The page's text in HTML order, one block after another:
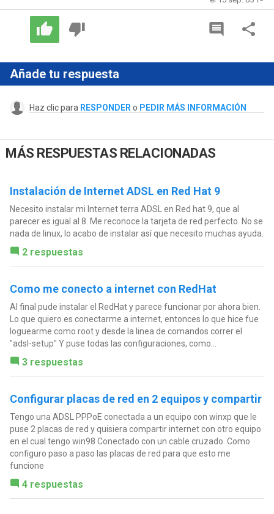
Añade tu respuesta
Haz clic para RESPONDER o PEDIR MÁS INFORMACIÓN
MÁS RESPUESTAS RELACIONADAS
Instalación de Internet ADSL en Red Hat 9
Necesito instalar mi Internet terra ADSL en Red hat 9, que al
parecer es igual al 8. Me reconoce la tarjeta de red perfecto. No se
nada de linux, lo acabo de instalar así que necesito muchas ayuda.
2 respuestas
Como me conecto a internet con RedHat
Al final pude instalar el RedHat y parece funcionar por ahora bien.
Lo que quiero es conectarme a internet, entonces lo que hice fue
loguearme como root y desde la linea de comandos correr el
"adsl-setup" Y puse todas las configuraciones, como...
3 respuestas
Configurar placas de red en 2 equipos y compartir
Tengo una ADSL PPPoE conectada a un equipo con winxp que le
puse 2 placas de red y quisiera compartir internet con otro equipo
en el cual tengo win98 Conectado con un cable cruzado. Como
configuro paso a paso las placas de red para que esto me
funcione
4 respuestas